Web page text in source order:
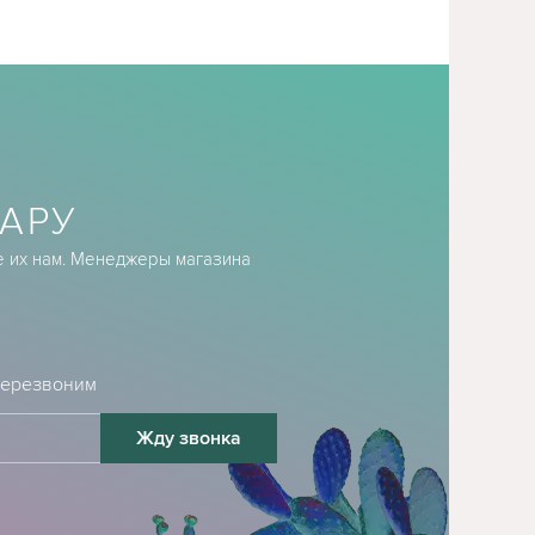
их нам. Менеджеры магазина
Жду звонка